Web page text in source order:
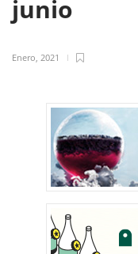
junio
Enero, 2021